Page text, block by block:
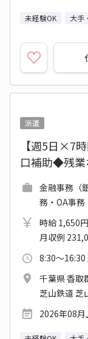
未経験OK 大手
派遣
【週5日×7
口補助◆残
金融事務（
務・OA事務
時給 1,650
月収例
8:30～
千葉県 香取
芝山鉄道 芝
2026年08